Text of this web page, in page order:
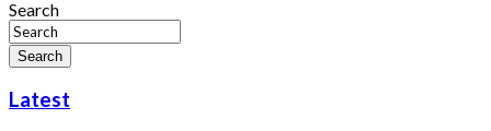
Search
Search
Latest